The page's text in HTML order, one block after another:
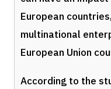
European
multinational
European Union
According to the